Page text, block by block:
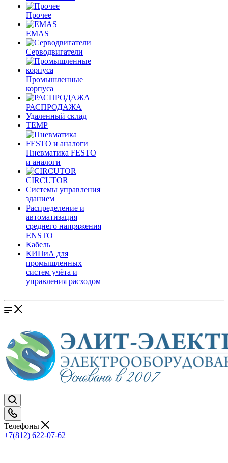
Прочее
EMAS
Cерводвигатели
Промышленные
корпуса
РАСПРОДАЖА
Удаленный склад
TEMP
Пневматика FESTO
и аналоги
CIRCUTOR
Системы управления
зданием
Распределение и
автоматизация
среднего напряжения
ENSTO
Кабель
КИПиА для
промышленных
систем учёта и
управления расходом
Телефоны
+7(812) 622-07-62